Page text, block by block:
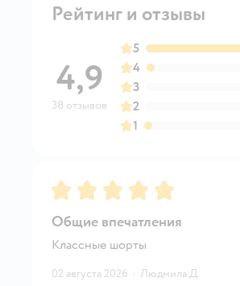
Рейтинг и отзывы
4,9
38 отзывов
5
4
3
2
1
Рейтинг:5
Общие впечатления
Классные шорты
02 августа 2026 · Людмила Д.